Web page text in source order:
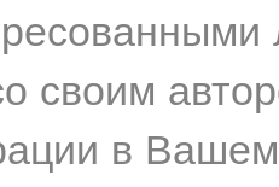
своим
в